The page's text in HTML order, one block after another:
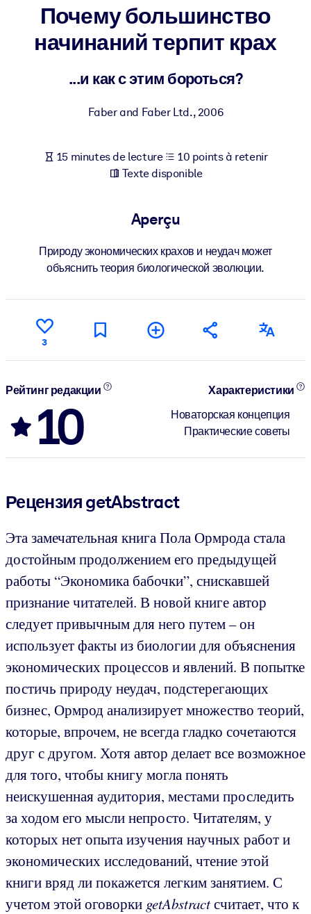
PAR SYSTÈME
Intégrez des connaissances vérifiées et concises dans votre
Enrichissez votre bibliothèque d'entreprise avec des
commerciales fiables et prêtes à l'emploi.
Alimentez vos systèmes d'IA avec des connaissances fiables et
structurées pour améliorer les résultats.
Почему большинство
начинаний терпит крах
...и как с этим бороться?
Faber and Faber Ltd.,2006
15 minutes de lecture
10 points à retenir
Texte disponible
Aperçu
Природу экономических крахов и неудач может
объяснить теория биологической эволюции.
3
Рейтинг редакции
10
Характеристики
Новаторская концепция
Практические советы
Рецензия getAbstract
Эта замечательная книга Пола Ормрода стала
достойным продолжением его предыдущей
работы “Экономика бабочки”, снискавшей
признание читателей. В новой книге автор
следует привычным для него путем – он
использует факты из биологии для объяснения
экономических процессов и явлений. В попытке
постичь природу неудач, подстерегающих
бизнес, Ормрод анализирует множество теорий,
которые, впрочем, не всегда гладко сочетаются
друг с другом. Хотя автор делает все возможное
для того, чтобы книгу могла понять
неискушенная аудитория, местами проследить
за ходом его мысли непросто. Читателям, у
которых нет опыта изучения научных работ и
экономических исследований, чтение этой
книги вряд ли покажется легким занятием. С
учетом этой оговорки getAbstractсчитает, что к